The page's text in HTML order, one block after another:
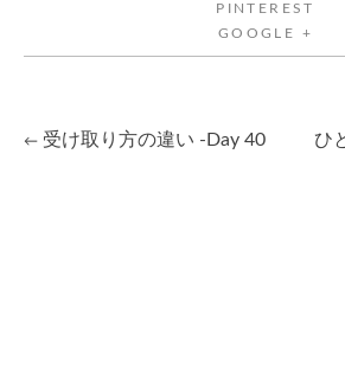
PINTEREST
GOOGLE +
Post
← 受け取り方の違い -Day 40 ひ